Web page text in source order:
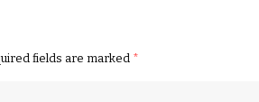
fields are marked *